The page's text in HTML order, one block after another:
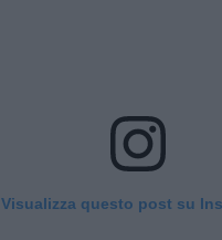
Visualizza questo post su